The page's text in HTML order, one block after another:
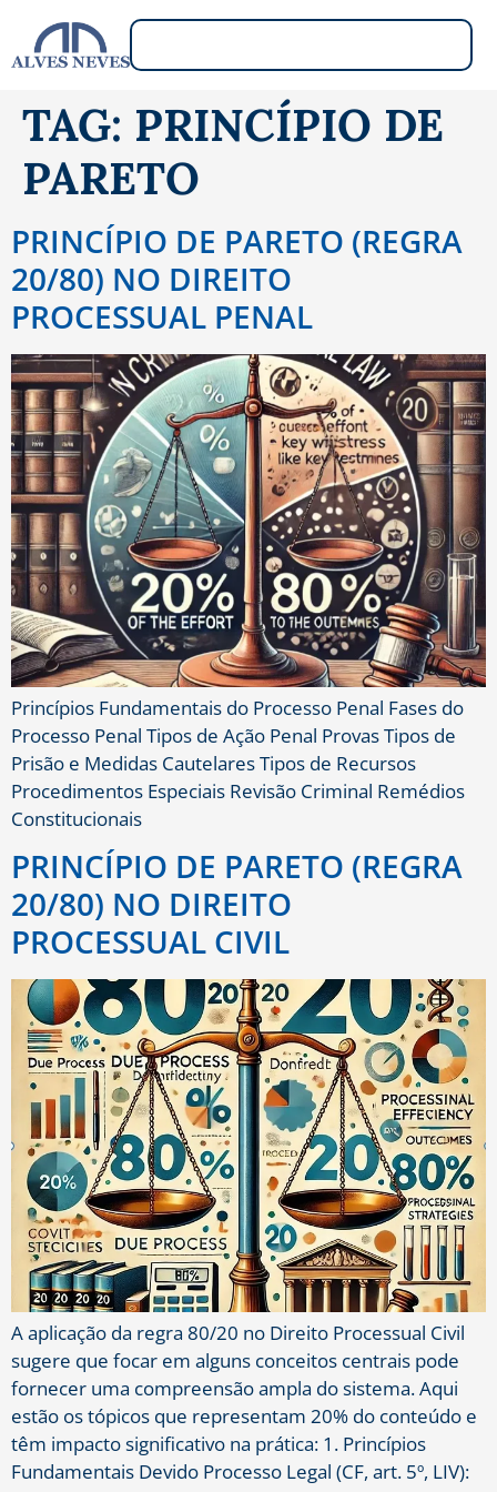
TAG: PRINCÍPIO DE
PARETO
PRINCÍPIO DE PARETO (REGRA
20/80) NO DIREITO
PROCESSUAL PENAL
Princípios Fundamentais do Processo Penal Fases do
Processo Penal Tipos de Ação Penal Provas Tipos de
Prisão e Medidas Cautelares Tipos de Recursos
Procedimentos Especiais Revisão Criminal Remédios
Constitucionais
PRINCÍPIO DE PARETO (REGRA
20/80) NO DIREITO
PROCESSUAL CIVIL
A aplicação da regra 80/20 no Direito Processual Civil
sugere que focar em alguns conceitos centrais pode
fornecer uma compreensão ampla do sistema. Aqui
estão os tópicos que representam 20% do conteúdo e
têm impacto significativo na prática: 1. Princípios
Fundamentais Devido Processo Legal (CF, art. 5º, LIV):